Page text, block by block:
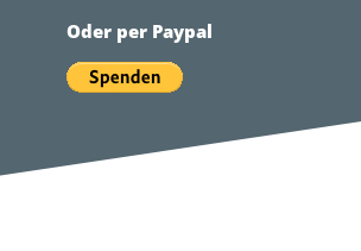
Oder per Paypal